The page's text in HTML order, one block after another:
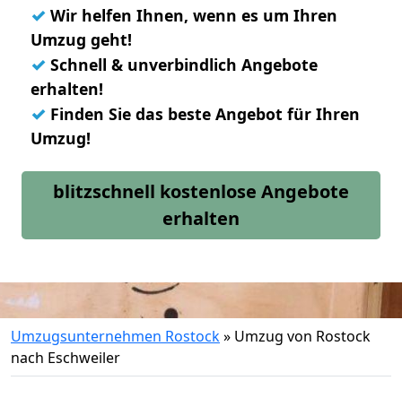
✓ Wir helfen Ihnen, wenn es um Ihren
Umzug geht!
✓ Schnell & unverbindlich Angebote
erhalten!
✓ Finden Sie das beste Angebot für Ihren
Umzug!
blitzschnell kostenlose Angebote
erhalten
Umzugsunternehmen Rostock» Umzug von Rostock
nach Eschweiler